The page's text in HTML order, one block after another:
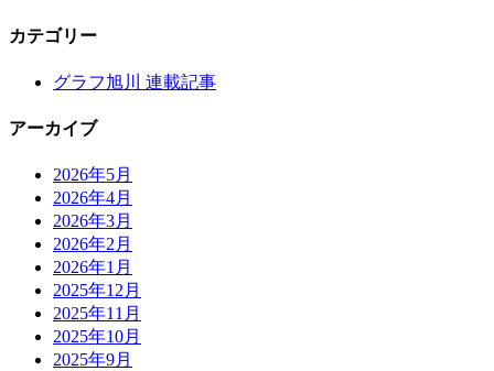
カテゴリー
グラフ旭川 連載記事
アーカイブ
2026年5月
2026年4月
2026年3月
2026年2月
2026年1月
2025年12月
2025年11月
2025年10月
2025年9月